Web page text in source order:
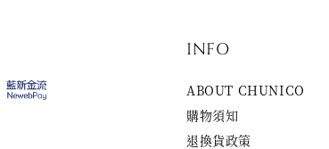
INFO
ABOUT CHUNICO
購物須知
退換貨政策